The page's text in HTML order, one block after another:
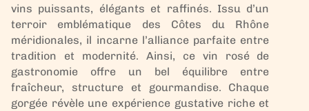
vins puissants, élégants et raffinés. Issu d’un
terroir emblématique des Côtes du Rhône
méridionales, il incarne l’alliance parfaite entre
tradition et modernité. Ainsi, ce vin rosé de
gastronomie offre un bel équilibre entre
fraîcheur, structure et gourmandise. Chaque
gorgée révèle une expérience gustative riche et